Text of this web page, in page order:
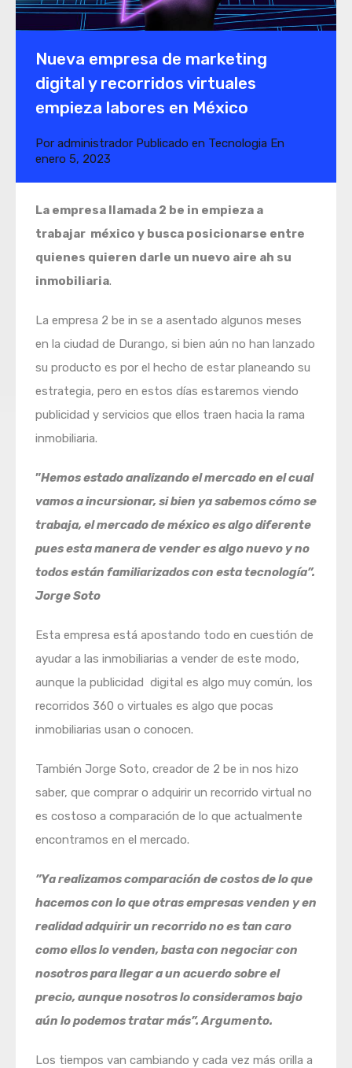
Nueva empresa de marketing
digital y recorridos virtuales
empieza labores en México
Por administrador Publicado en Tecnologia En
enero 5, 2023
La empresa llamada 2 be in empieza a
trabajar méxico y busca posicionarse entre
quienes quieren darle un nuevo aire ah su
inmobiliaria.
La empresa 2 be in se a asentado algunos meses
en la ciudad de Durango, si bien aún no han lanzado
su producto es por el hecho de estar planeando su
estrategia, pero en estos días estaremos viendo
publicidad y servicios que ellos traen hacia la rama
inmobiliaria.
”Hemos estado analizando el mercado en el cual
vamos a incursionar, si bien ya sabemos cómo se
trabaja, el mercado de méxico es algo diferente
pues esta manera de vender es algo nuevo y no
todos están familiarizados con esta tecnología”.
Jorge Soto
Esta empresa está apostando todo en cuestión de
ayudar a las inmobiliarias a vender de este modo,
aunque la publicidad digital es algo muy común, los
recorridos 360 o virtuales es algo que pocas
inmobiliarias usan o conocen.
También Jorge Soto, creador de 2 be in nos hizo
saber, que comprar o adquirir un recorrido virtual no
es costoso a comparación de lo que actualmente
encontramos en el mercado.
”Ya realizamos comparación de costos de lo que
hacemos con lo que otras empresas venden y en
realidad adquirir un recorrido no es tan caro
como ellos lo venden, basta con negociar con
nosotros para llegar a un acuerdo sobre el
precio, aunque nosotros lo consideramos bajo
aún lo podemos tratar más”. Argumento.
Los tiempos van cambiando y cada vez más orilla a